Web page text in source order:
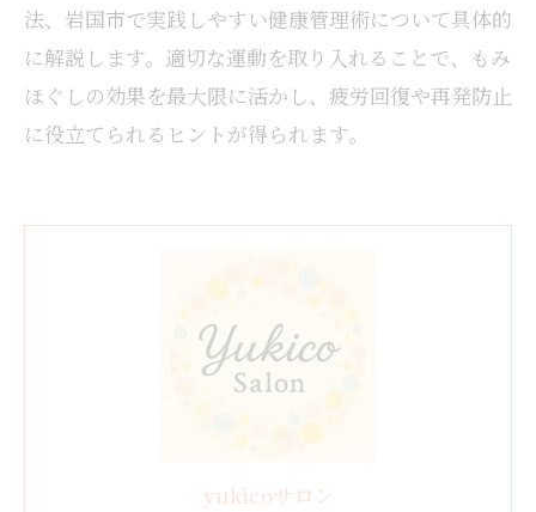
法、岩国市で実践しやすい健康管理術について具体的
に解説します。適切な運動を取り入れることで、もみ
ほぐしの効果を最大限に活かし、疲労回復や再発防止
に役立てられるヒントが得られます。
yukicoサロン